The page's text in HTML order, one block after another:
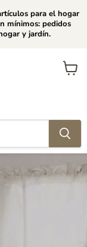
para el hogar
mínimos: pedidos
y jardín.
Ver